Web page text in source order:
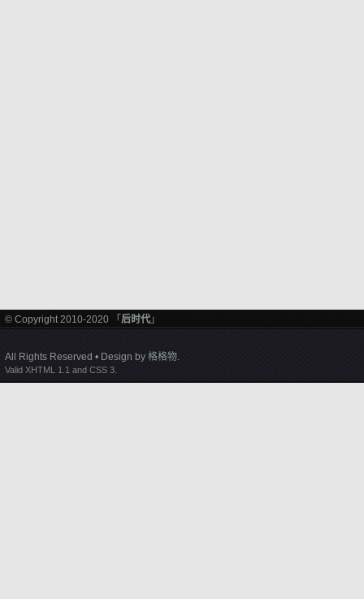
© Copyright 2010-2020 「 后时代 」
All Rights Reserved • Design by 格格物.
Valid XHTML 1.1 and CSS 3.